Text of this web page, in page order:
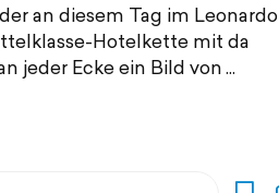
an diesem Tag im Leonardo
Hotelkette mit da
jeder Ecke ein Bild von